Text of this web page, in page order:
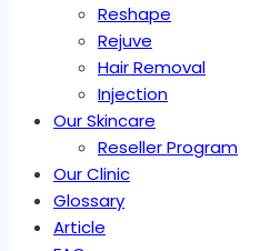
Reshape
Rejuve
Hair Removal
Injection
Our Skincare
Reseller Program
Our Clinic
Glossary
Article